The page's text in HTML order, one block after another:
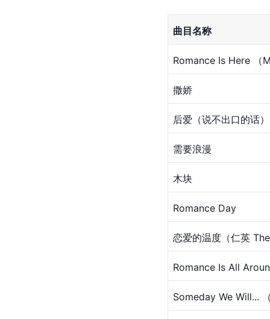
曲目名称
Romance Is Here （
撒娇
后爱（说不出口的话
需要浪漫
木块
Romance Day
恋爱的温度（仁英
Romance Is All
Someday We Will...